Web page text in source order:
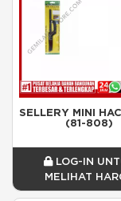
SELLERY MINI
(81-808)
LOG-IN
MELIHAT